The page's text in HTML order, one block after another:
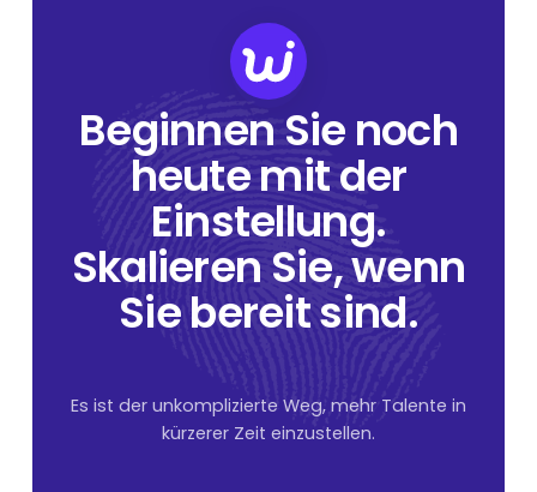
Beginnen Sie noch
heute mit der
Einstellung.
Skalieren Sie, wenn
Sie bereit sind.
Es ist der unkomplizierte Weg, mehr Talente in
kürzerer Zeit einzustellen.